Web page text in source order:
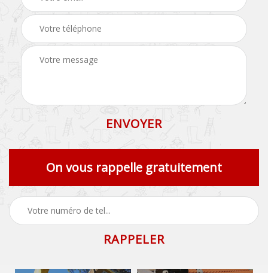
On vous rappelle gratuitement